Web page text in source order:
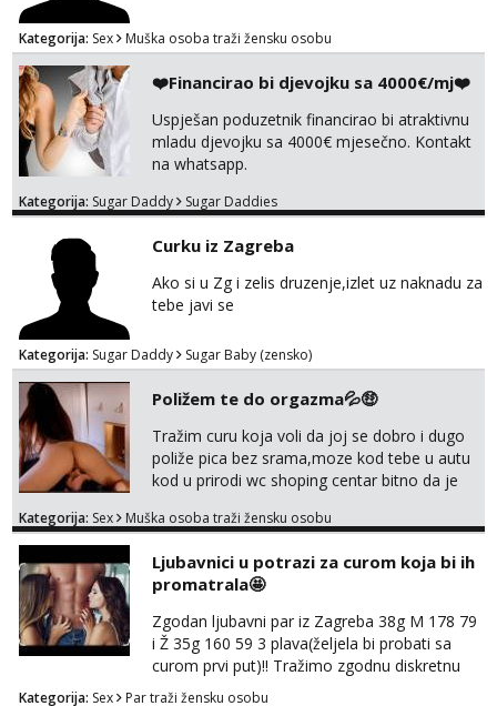
Kategorija: Sex Muška osoba traži žensku osobu
❤️Financirao bi djevojku sa 4000€/mj❤️
Uspješan poduzetnik financirao bi atraktivnu
mladu djevojku sa 4000€ mjesečno. Kontakt
na whatsapp.
Kategorija: Sugar Daddy Sugar Daddies
Curku iz Zagreba
Ako si u Zg i zelis druzenje,izlet uz naknadu za
tebe javi se
Kategorija: Sugar Daddy Sugar Baby (zensko)
Poližem te do orgazma💦🤑
Tražim curu koja voli da joj se dobro i dugo
poliže pica bez srama,moze kod tebe u autu
kod u prirodi wc shoping centar bitno da je
jer nisam solo. Zgodan sam i diskretan,sliku
za brz dogovor Kontakt 0958759047
Kategorija: Sex Muška osoba traži žensku osobu
Ljubavnici u potrazi za curom koja bi ih
promatrala🤩
Zgodan ljubavni par iz Zagreba 38g M 178 79
i Ž 35g 160 59 3 plava(željela bi probati sa
curom prvi put)!! Tražimo zgodnu diskretnu
curu koja bi nas promatrala dok imamo
Kategorija: Sex Par traži žensku osobu